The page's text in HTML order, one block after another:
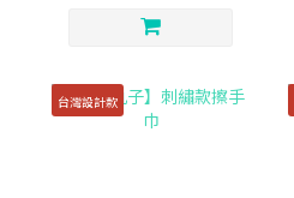
台灣設計款